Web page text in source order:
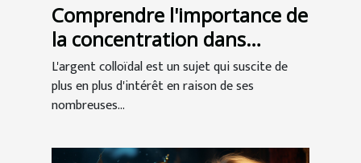
Comprendre l'importance de
la concentration dans
l'argent colloïdal
L'argent colloïdal est un sujet qui suscite de
plus en plus d'intérêt en raison de ses
nombreuses...